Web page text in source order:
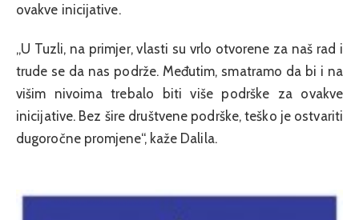
ovakve inicijative.
„U Tuzli, na primjer, vlasti su vrlo otvorene za naš rad i
trude se da nas podrže. Međutim, smatramo da bi i na
višim nivoima trebalo biti više podrške za ovakve
inicijative. Bez šire društvene podrške, teško je ostvariti
dugoročne promjene“, kaže Dalila.